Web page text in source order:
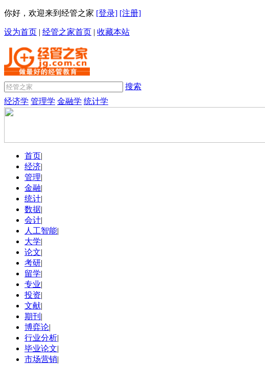
你好，欢迎来到经管之家 [登录] [注册]
设为首页 | 经管之家首页 | 收藏本站
搜索
经济学 管理学 金融学 统计学
首页|
经济|
管理|
金融|
统计|
数据|
会计|
人工智能|
大学|
论文|
考研|
留学|
专业|
投资|
文献|
期刊 |
博弈论|
行业分析|
毕业论文|
市场营销|